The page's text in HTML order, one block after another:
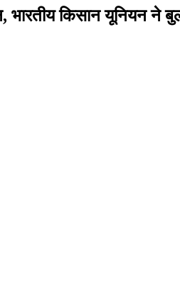
किसान यूनियन ने